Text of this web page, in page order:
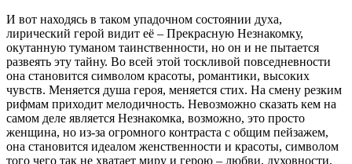
И вот находясь в таком упадочном состоянии духа,
лирический герой видит её – Прекрасную Незнакомку,
окутанную туманом таинственности, но он и не пытается
развеять эту тайну. Во всей этой тоскливой повседневности
она становится символом красоты, романтики, высоких
чувств. Меняется душа героя, меняется стих. На смену резким
рифмам приходит мелодичность. Невозможно сказать кем на
самом деле является Незнакомка, возможно, это просто
женщина, но из-за огромного контраста с общим пейзажем,
она становится идеалом женственности и красоты, символом
того чего так не хватает миру и герою – любви, духовности,